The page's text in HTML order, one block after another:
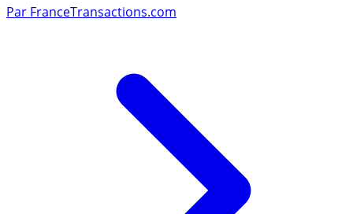
Par FranceTransactions.com